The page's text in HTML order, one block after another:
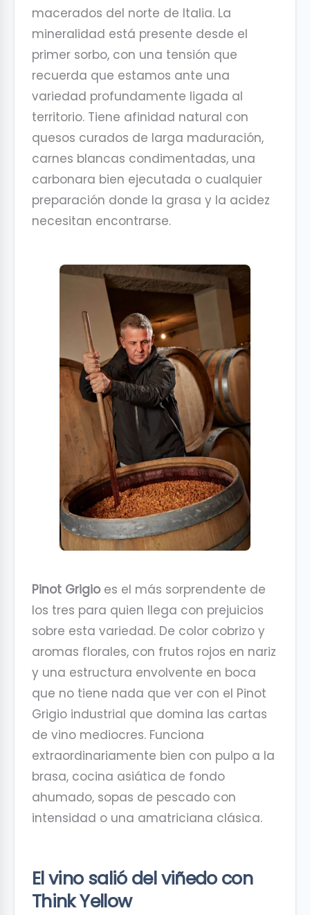
macerados del norte de Italia. La
mineralidad está presente desde el
primer sorbo, con una tensión que
recuerda que estamos ante una
variedad profundamente ligada al
territorio. Tiene afinidad natural con
quesos curados de larga maduración,
carnes blancas condimentadas, una
carbonara bien ejecutada o cualquier
preparación donde la grasa y la acidez
necesitan encontrarse.
Pinot Grigioes el más sorprendente de
los tres para quien llega con prejuicios
sobre esta variedad. De color cobrizo y
aromas florales, con frutos rojos en nariz
y una estructura envolvente en boca
que no tiene nada que ver con el Pinot
Grigio industrial que domina las cartas
de vino mediocres. Funciona
extraordinariamente bien con pulpo a la
brasa, cocina asiática de fondo
ahumado, sopas de pescado con
intensidad o una amatriciana clásica.
El vino salió del viñedo con
Think Yellow